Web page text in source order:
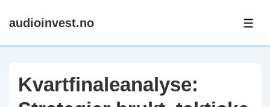
Skipaudioinvest.no
Kvartfinaleanalyse: